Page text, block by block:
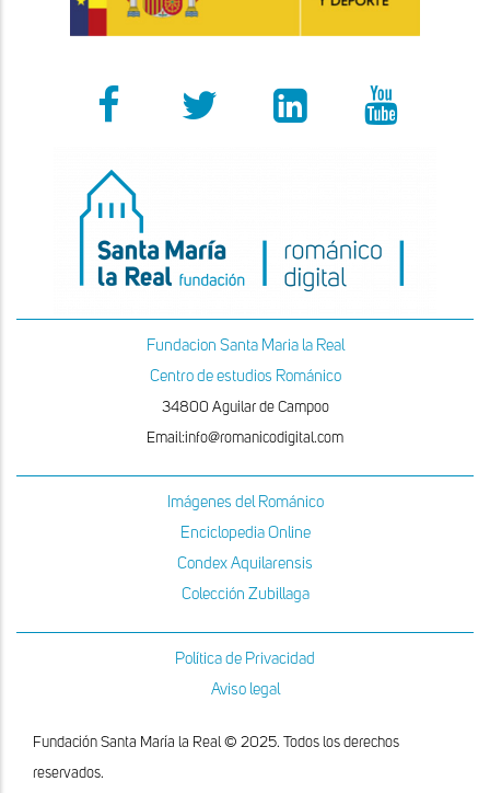
Fundacion Santa Maria la Real
Centro de estudios Románico
34800 Aguilar de Campoo
Email:info@romanicodigital.com
Imágenes del Románico
Enciclopedia Online
Condex Aquilarensis
Colección Zubillaga
Política de Privacidad
Aviso legal
Fundación Santa María la Real © 2025. Todos los derechos
reservados.